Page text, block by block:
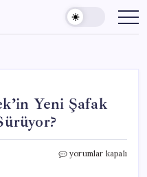
Yeni Şafak
Hazine
yorumlar kapalı